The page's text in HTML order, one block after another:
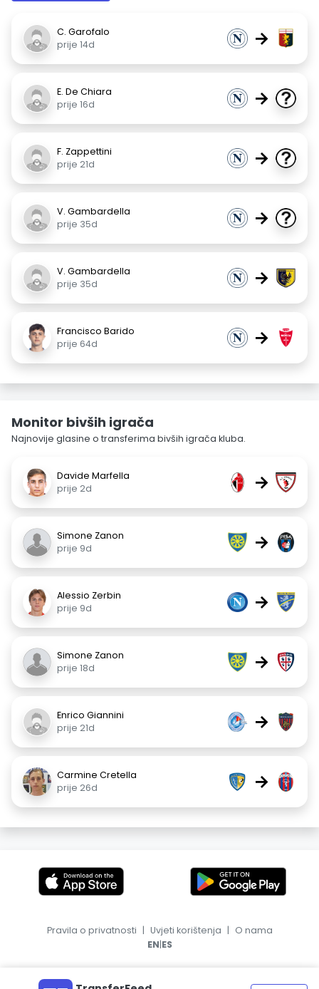
C. Garofalo
prije 14d
→
E. De Chiara
prije 16d
→
F. Zappettini
prije 21d
→
V. Gambardella
prije 35d
→
V. Gambardella
prije 35d
→
Francisco Barido
prije 64d
→
Monitor bivših igrača
Najnovije glasine o transferima bivših igrača kluba.
Davide Marfella
prije 2d
→
Simone Zanon
prije 9d
→
Alessio Zerbin
prije 9d
→
Simone Zanon
prije 18d
→
Enrico Giannini
prije 21d
→
Carmine Cretella
prije 26d
→
Pravila o privatnosti | Uvjeti korištenja | O nama
EN|ES